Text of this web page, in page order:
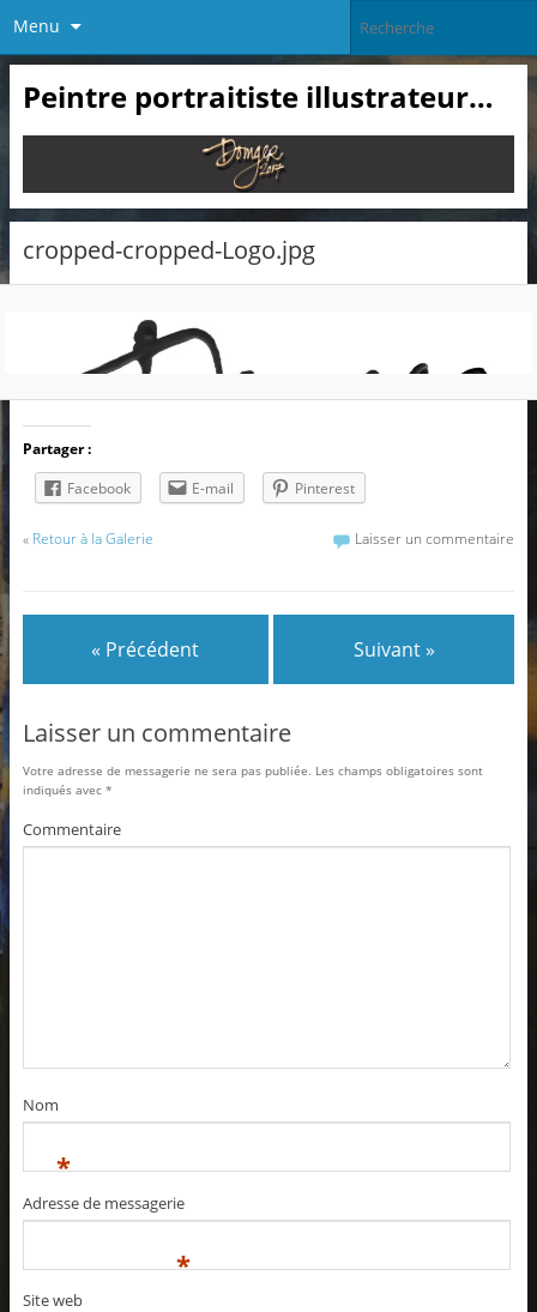
Menu
Peintre portraitiste illustrateur…
cropped-cropped-Logo.jpg
Partager :
Facebook
E-mail Pinterest
« Retour à la Galerie Laisser un commentaire
« Précédent Suivant »
Laisser un commentaire
Votre adresse de messagerie ne sera pas publiée. Les champs obligatoires sont
indiqués avec *
Commentaire
Nom
*
Adresse de messagerie
*
Site web